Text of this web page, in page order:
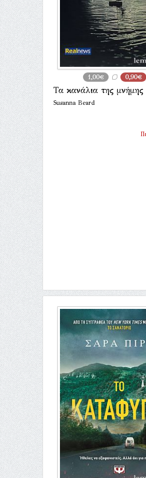
1,00€ 0,90€
Τα κανάλια της μνήμης
Susanna Beard